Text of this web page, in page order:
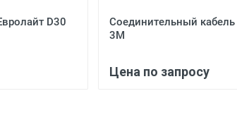
длина 310мм, диам 5мм
на 30°, с поперечными зубьями, с
с фиксатором с вращением с
D30
Соединительный кабель
3M
Цена по запросу